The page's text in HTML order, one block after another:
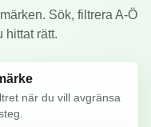
Sök, filtrera A-Ö
hittat rätt.
när du vill avgränsa